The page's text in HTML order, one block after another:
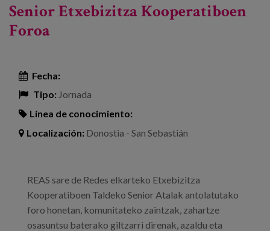
Senior Etxebizitza Kooperatiboen
Foroa
Fecha:
Tipo: Jornada
Línea de conocimiento:
Localización: Donostia - San Sebastián
REAS sare de Redes elkarteko Etxebizitza
Kooperatiboen Taldeko Senior Atalak antolatutako
foro honetan, komunitateko zaintzak, zahartze
osasuntsu baterako giltzarri direnak, azaldu eta